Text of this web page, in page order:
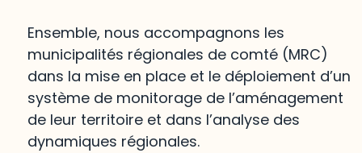
Ensemble, nous accompagnons les
municipalités régionales de comté (MRC)
dans la mise en place et le déploiement d’un
système de monitorage de l’aménagement
de leur territoire et dans l’analyse des
dynamiques régionales.